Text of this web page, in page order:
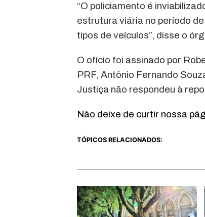
“O policiamento é
estrutura viária no período
tipos de veículos”, disse o
O ofício foi assinado por
PRF, Antônio Fernando
Justiça não respondeu à
Não deixe de curtir nossa
TÓPICOS RELACIONADOS: